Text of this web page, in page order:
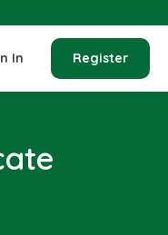
In Register